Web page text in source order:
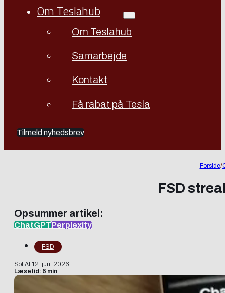
Om Teslahub
Om Teslahub
Samarbejde
Kontakt
Få rabat på Tesla
Tilmeld nyhedsbrev
Forside/
FSD
Opsummer artikel:
ChatGPTPerplexity
FSD
SoftAI 12. juni 2026
Læsetid: 6 min